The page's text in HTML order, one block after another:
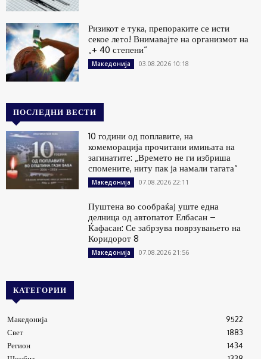
Ризикот е тука, препораките се исти
секое лето! Внимавајте на организмот на
„+ 40 степени“
Македонија 03.08.2026 10:18
ПОСЛЕДНИ ВЕСТИ
10 години од поплавите, на
комеморација прочитани имињата на
загинатите: „Времето не ги избриша
спомените, ниту пак ја намали тагата“
Македонија 07.08.2026 22:11
Пуштена во сообраќај уште една
делница од автопатот Елбасан –
Ќафасан: Се забрзува поврзувањето на
Коридорот 8
Македонија 07.08.2026 21:56
КАТЕГОРИИ
Македонија
9522
Свет
1883
Регион
1434